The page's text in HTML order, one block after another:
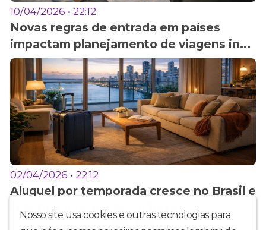
10/04/2026 • 22:12
Novas regras de entrada em países
impactam planejamento de viagens in...
02/04/2026 • 22:12
Aluguel por temporada cresce no Brasil e
redefine a forma de se hospe...
Nosso site usa cookies e outras tecnologias para